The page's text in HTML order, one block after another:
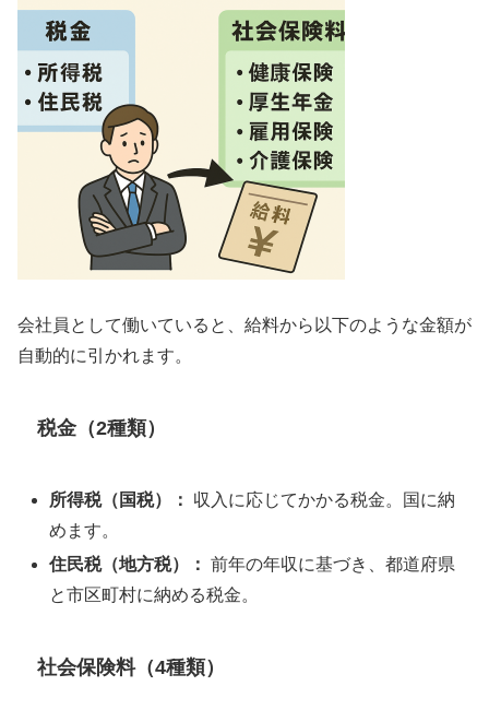
会社員として働いていると、給料から以下のような金額が
自動的に引かれます。
税金（2種類）
所得税（国税）：
収入に応じてかかる税金。国に納
めます。
住民税（地方税）： 前年の年収に基づき、都道府県
と市区町村に納める税金。
社会保険料（4種類）